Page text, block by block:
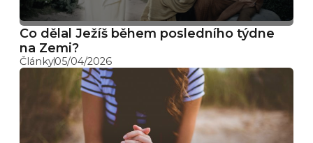
Co dělal Ježíš během posledního týdne
na Zemi?
Články05/04/2026